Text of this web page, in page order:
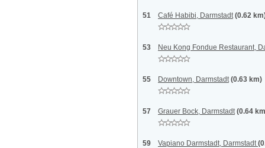
51 Café Habibi, Darmstadt (0.62
53 Neu Kong Fondue Restaurant,
55 Downtown, Darmstadt (0.63 km)
57 Grauer Bock, Darmstadt (0.64
59 Vapiano Darmstadt, Darmstadt